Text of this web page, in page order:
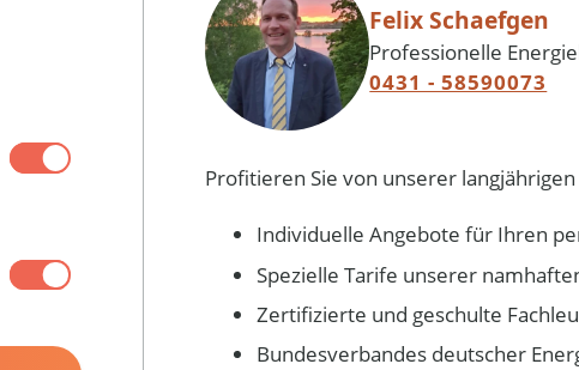
Felix Schaefgen
Professionelle
0431 - 58590073
Profitieren Sie von unserer
Individuelle Angebote für Ihren
Spezielle Tarife unserer
Zertifizierte und geschulte
Bundesverbandes deutscher